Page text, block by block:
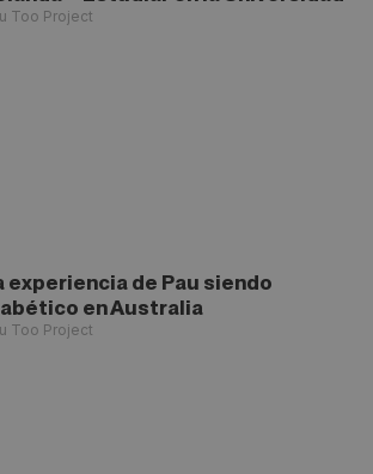
Too Project
experiencia de Pau siendo
en Australia
Too Project